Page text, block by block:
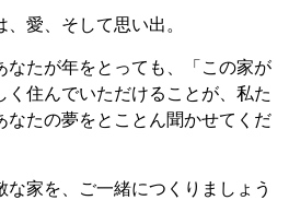
愛、そして思い出。
なたが年をとっても、「この家が
く住んでいただけることが、私た
なたの夢をとことん聞かせてくだ
な家を、ご一緒につくりましょう